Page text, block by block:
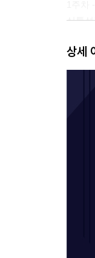
심통
빈곤
최적
상세